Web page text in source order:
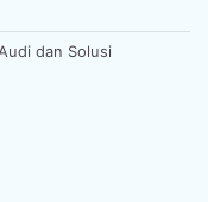
dan Solusi